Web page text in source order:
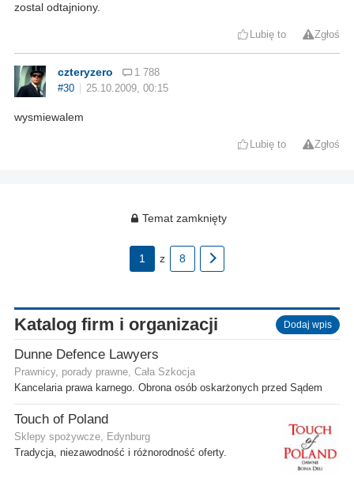
zostal odtajniony.
Lubię to Zgłoś
czteryzero
1 788
#30
25.10.2009, 00:15
wysmiewalem
Lubię to Zgłoś
Temat zamknięty
1 z 8
Katalog firm i organizacji Dodaj wpis
Dunne Defence Lawyers
Prawnicy, porady prawne, Cała Szkocja
Kancelaria prawa karnego. Obrona osób oskarżonych przed Sądem
Touch of Poland
Sklepy spożywcze, Edynburg
Tradycja, niezawodność i różnorodność oferty.